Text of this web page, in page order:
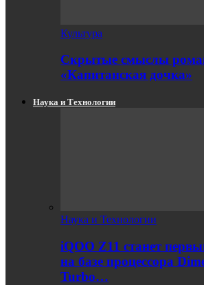
Культура
Скрытые смыслы
«Капитанская дочка»
Наука и Технологии
Наука и Технологии
iQOO Z11 станет
на базе процессора
Turbo…